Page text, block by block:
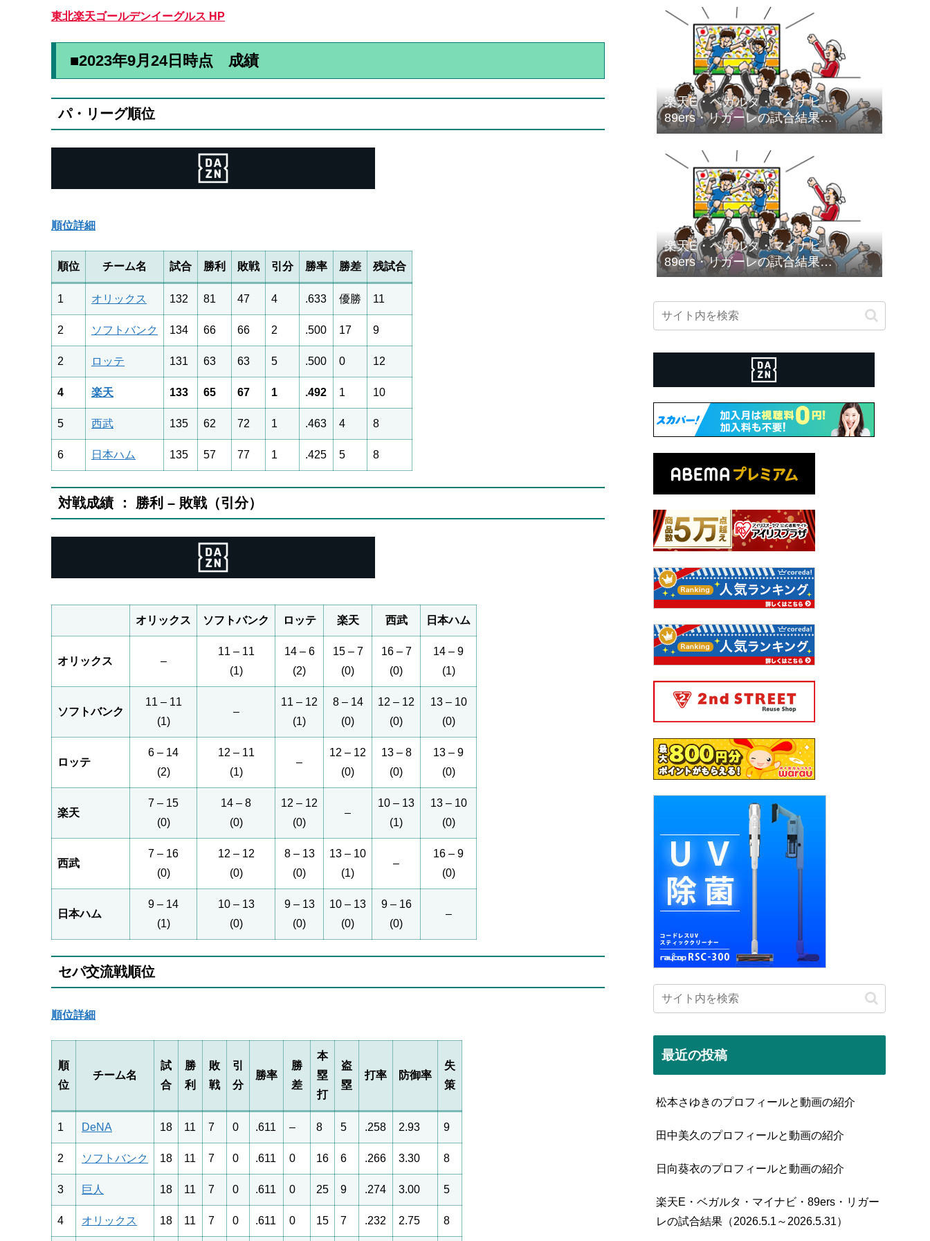
東北楽天ゴールデンイーグルス HP
■2023年9月24日時点 成績
パ・リーグ順位
順位詳細
順位 チーム名 試合 勝利 敗戦 引分 勝率 勝差 残試合
1 オリックス 132 81 47 4 .633 優勝 11
2 ソフトバンク 134 66 66 2 .500 17 9
2 ロッテ 131 63 63 5 .500 0 12
4 楽天 133 65 67 1 .492 1 10
5 西武 135 62 72 1 .463 4 8
6 日本ハム 135 57 77 1 .425 5 8
対戦成績 ： 勝利 – 敗戦（引分）
オリックス ソフトバンク ロッテ 楽天 西武 日本ハム
オリックス –
11 – 11
(1)
14 – 6
(2)
15 – 7
(0)
16 – 7
(0)
14 – 9
(1)
ソフトバンク
11 – 11
(1)
–
11 – 12
(1)
8 – 14
(0)
12 – 12
(0)
13 – 10
(0)
ロッテ
6 – 14
(2)
12 – 11
(1)
–
12 – 12
(0)
13 – 8
(0)
13 – 9
(0)
楽天
7 – 15
(0)
14 – 8
(0)
12 – 12
(0)
–
10 – 13
(1)
13 – 10
(0)
西武
7 – 16
(0)
12 – 12
(0)
8 – 13
(0)
13 – 10
(1)
–
16 – 9
(0)
日本ハム
9 – 14
(1)
10 – 13
(0)
9 – 13
(0)
10 – 13
(0)
9 – 16
(0)
–
セパ交流戦順位
順位詳細
順
位
チーム名
試
合
勝
利
敗
戦
引
分
勝率
勝
差
本
塁
打
盗
塁
打率 防御率
失
策
1 DeNA 18 11 7 0 .611 – 8 5 .258 2.93 9
2 ソフトバンク 18 11 7 0 .611 0 16 6 .266 3.30 8
3 巨人 18 11 7 0 .611 0 25 9 .274 3.00 5
4 オリックス 18 11 7 0 .611 0 15 7 .232 2.75 8
楽天E・ベガルタ・マイナビ・
89ers・リガーレの試合結果
（2026.2.1～2026.2.28）
楽天E・ベガルタ・マイナビ・
89ers・リガーレの試合結果
（2026.1.5～2026.1.31）
最近の投稿
松本さゆきのプロフィールと動画の紹介
田中美久のプロフィールと動画の紹介
日向葵衣のプロフィールと動画の紹介
楽天E・ベガルタ・マイナビ・89ers・リガー
レの試合結果（2026.5.1～2026.5.31）